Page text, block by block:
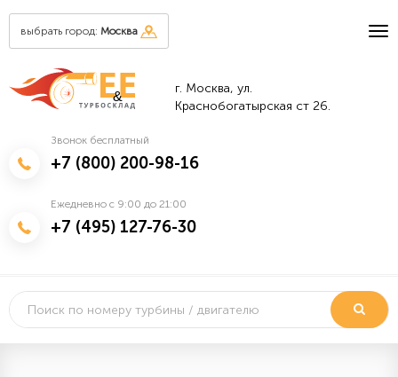
выбрать город: Москва
&
г. Москва, ул.
Краснобогатырская ст 26.
Звонок бесплатный
+7 (800) 200-98-16
Ежедневно с 9:00 до 21:00
+7 (495) 127-76-30